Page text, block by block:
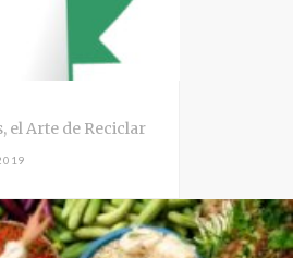
el Arte de Reciclar